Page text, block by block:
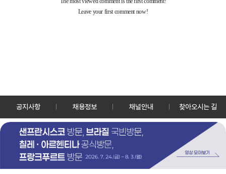
공지사항 채용정보 채널안내 찾아오시는 길
30128 세종특별자치시 정부2청사로 13 한국정책방송원 KTV
TEL: 044-204-8000
Copyrightⓒ KTV 국민방송 All Rights Reserved.